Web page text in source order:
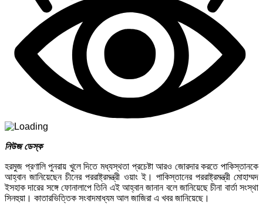
নিউজ ডেস্ক
হরমুজ প্রণালি পুনরায় খুলে দিতে মধ্যস্থতা প্রচেষ্টা আরও জোরদার করতে পাকিস্তানকে
আহ্বান জানিয়েছেন চীনের পররাষ্ট্রমন্ত্রী ওয়াং ই। পাকিস্তানের পররাষ্ট্রমন্ত্রী মোহাম্মদ
ইসহাক দারের সঙ্গে ফোনালাপে তিনি এই আহ্বান জানান বলে জানিয়েছে চীনা বার্তা সংস্থা
সিনহুয়া। কাতারভিত্তিক সংবাদমাধ্যম আল জাজিরা এ খবর জানিয়েছে।